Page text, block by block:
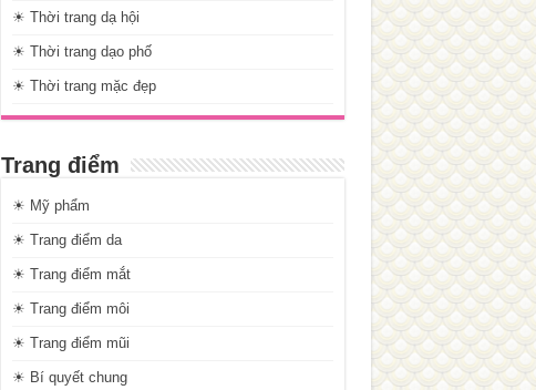
☀ Thời trang dạ hội
☀ Thời trang dạo phố
☀ Thời trang mặc đẹp
Trang điểm
☀ Mỹ phẩm
☀ Trang điểm da
☀ Trang điểm mắt
☀ Trang điểm môi
☀ Trang điểm mũi
☀ Bí quyết chung